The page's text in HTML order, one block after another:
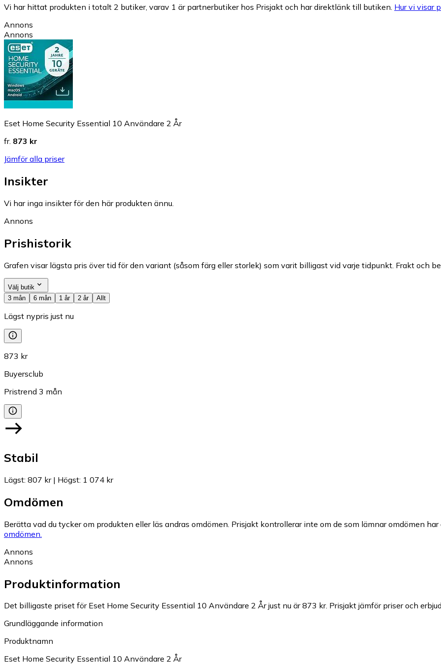
Vi har hittat produkten i totalt 2 butiker, varav 1 är partnerbutiker hos Prisjakt och har direktlänk till butiken. Hur vi visar
Annons
Annons
Eset Home Security Essential 10 Användare 2 År
fr. 873 kr
Jämför alla priser
Insikter
Vi har inga insikter för den här produkten ännu.
Annons
Prishistorik
Grafen visar lägsta pris över tid för den variant (såsom färg eller storlek) som varit billigast vid varje tidpunkt. Frakt och
Välj butik
3 mån
6 mån 1 år 2 år Allt
Lägst nypris just nu
873 kr
Buyersclub
Pristrend 3 mån
Stabil
Lägst: 807 kr| Högst: 1 074 kr
Omdömen
Berätta vad du tycker om produkten eller läs andras omdömen. Prisjakt kontrollerar inte om de som lämnar omdömen
omdömen.
Annons
Annons
Produktinformation
Det billigaste priset för Eset Home Security Essential 10 Användare 2 År just nu är 873 kr. Prisjakt jämför priser och
Grundläggande information
Produktnamn
Eset Home Security Essential 10 Användare 2 År